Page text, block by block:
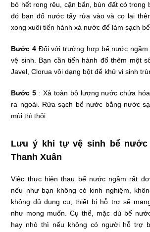
bỏ hết rong rêu, cặn bẩn, bùn đất có trong
đó bạn đổ nước tẩy rửa vào và cọ lại
xong xuôi tiến hành xả nước để làm sạch
Bước 4 Đối với trường hợp bể nước
vệ sinh. Bạn cần tiến hành đổ thêm một
Javel, Clorua vôi dạng bột để khử vi sinh
Bước 5 : Xả toàn bộ lượng nước chứa
ra ngoài. Rửa sạch bể nước bằng nước
mùi thì thôi.
Lưu ý khi tự vệ sinh bể nước
Thanh Xuân
Việc thực hiện thau bể nước ngầm rất
nếu như bạn không có kinh nghiệm,
không đủ dụng cụ, thiết bị hỗ trợ sẽ
như mong muốn. Cụ thể, mặc dù bể
hay nhỏ thì nếu không có người hỗ trợ